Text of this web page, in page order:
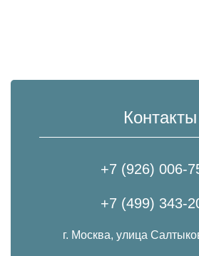
Контакты
+7 (926) 006-
+7 (499) 343-
г. Москва, улица